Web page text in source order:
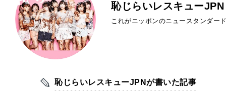
恥じらいレスキューJPN
これがニッポンのニュースタンダー
恥じらいレスキューJPNが書いた記事